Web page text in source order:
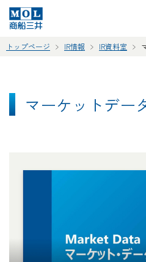
トップページ IR情報 IR資料室
マーケットデー